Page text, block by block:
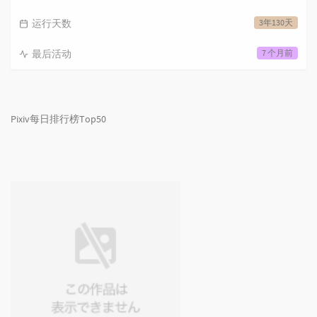
3年130天
运行天数
7 个月前
最后活动
Pixiv每日排行榜Top50